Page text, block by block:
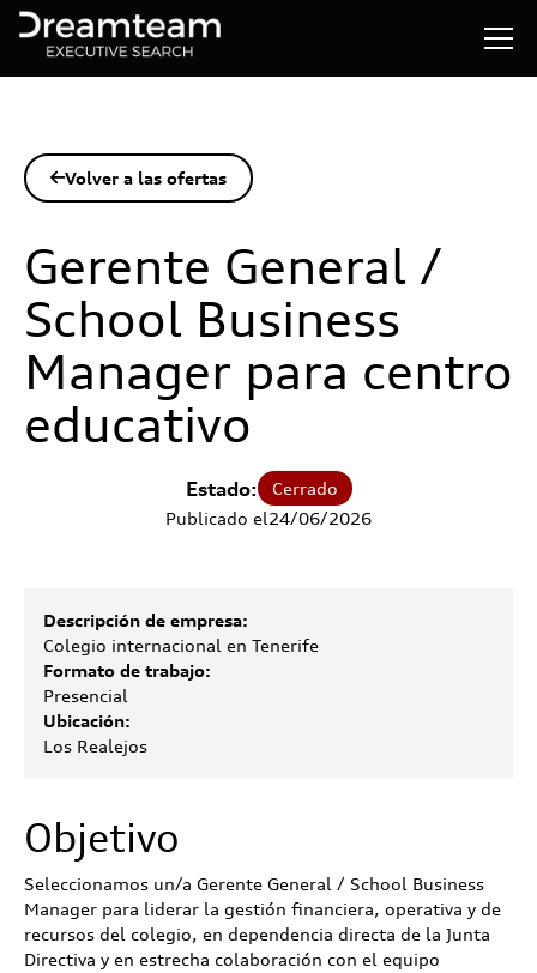
Volver a las ofertas
Gerente General /
School Business
Manager para centro
educativo
Estado:
Cerrado
Publicado el24/06/2026
Descripción de empresa:
Colegio internacional en Tenerife
Formato de trabajo:
Presencial
Ubicación:
Los Realejos
Objetivo
Seleccionamos un/a Gerente General / School Business
Manager para liderar la gestión financiera, operativa y de
recursos del colegio, en dependencia directa de la Junta
Directiva y en estrecha colaboración con el equipo